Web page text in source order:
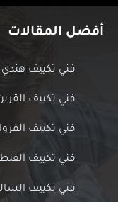
أفضل المقالات
فني تكييف هندي
فني تكييف
فني تكييف
فني تكييف
فني تكييف